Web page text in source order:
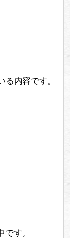
る内容です。
す。